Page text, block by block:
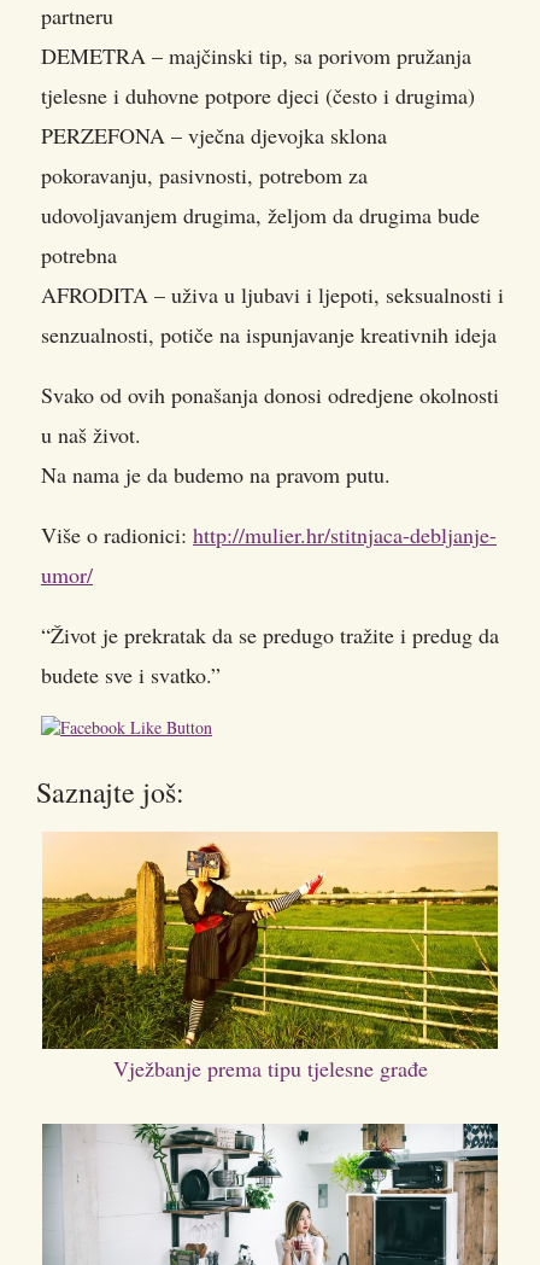
partneru
DEMETRA – majčinski tip, sa porivom pružanja
tjelesne i duhovne potpore djeci (često i drugima)
PERZEFONA – vječna djevojka sklona
pokoravanju, pasivnosti, potrebom za
udovoljavanjem drugima, željom da drugima bude
potrebna
AFRODITA – uživa u ljubavi i ljepoti, seksualnosti i
senzualnosti, potiče na ispunjavanje kreativnih ideja
Svako od ovih ponašanja donosi odredjene okolnosti
u naš život.
Na nama je da budemo na pravom putu.
Više o radionici: http://mulier.hr/stitnjaca-debljanje-
umor/
“Život je prekratak da se predugo tražite i predug da
budete sve i svatko.”
Saznajte još:
Vježbanje prema tipu tjelesne građe